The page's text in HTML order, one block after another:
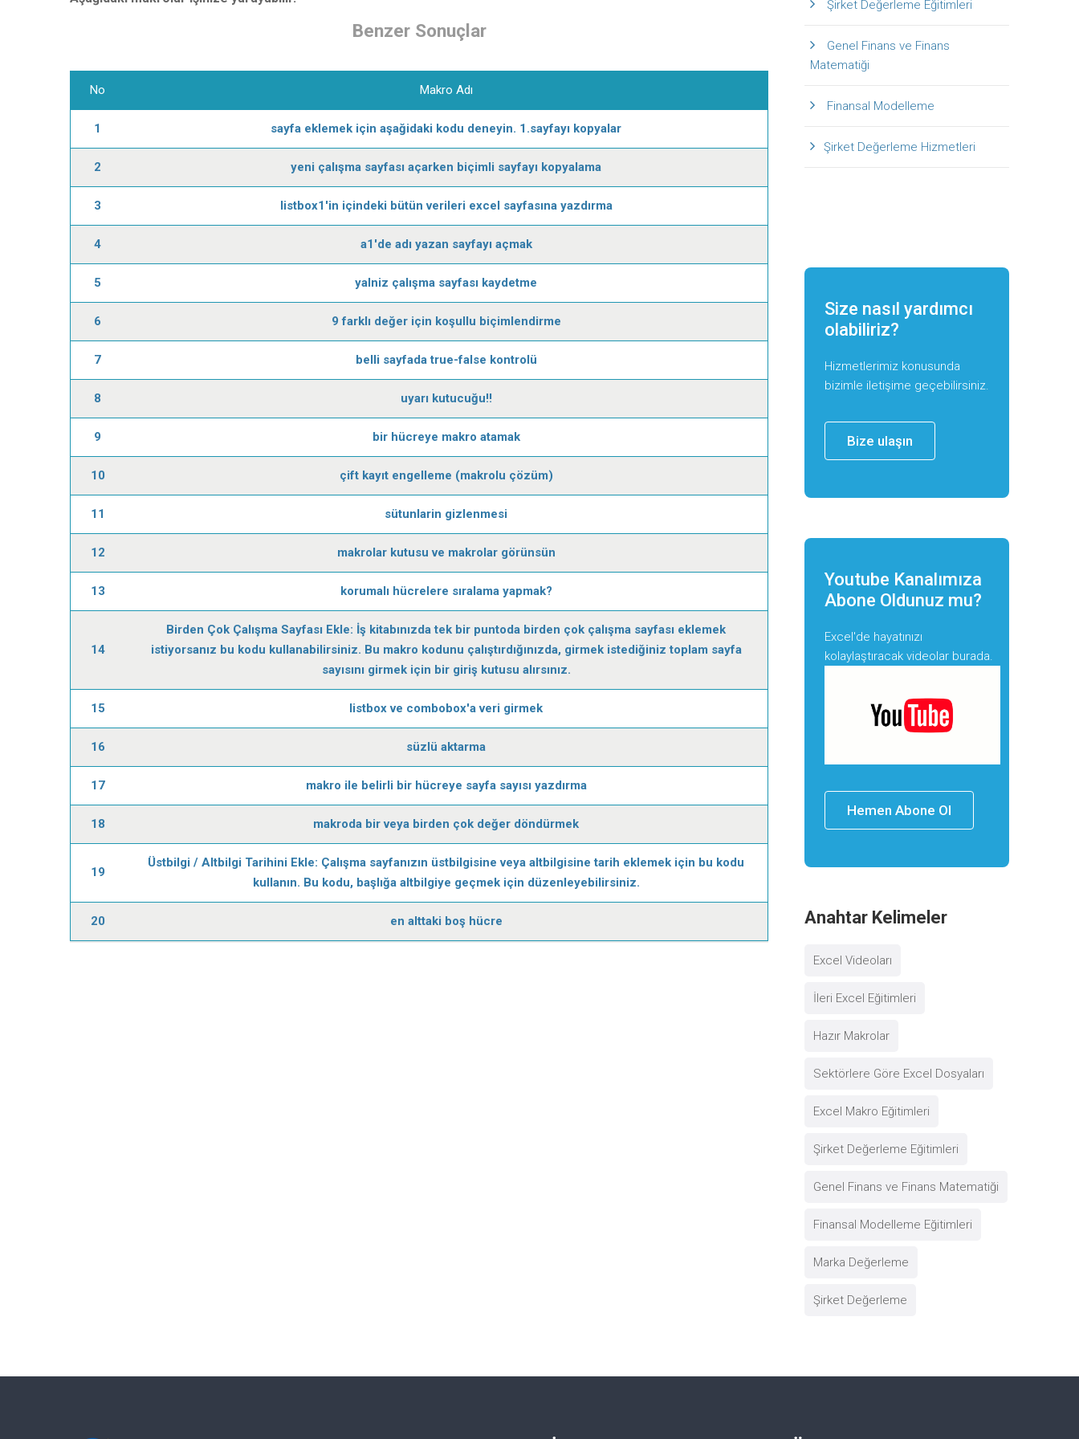
Benzer Sonuçlar
No Makro Adı
1 sayfa eklemek için aşağidaki kodu deneyin. 1.sayfayı kopyalar
2 yeni çalışma sayfası açarken biçimli sayfayı kopyalama
3 listbox1'in içindeki bütün verileri excel sayfasına yazdırma
4 a1'de adı yazan sayfayı açmak
5 yalniz çalışma sayfası kaydetme
6 9 farklı değer için koşullu biçimlendirme
7 belli sayfada true-false kontrolü
8 uyarı kutucuğu!!
9 bir hücreye makro atamak
10 çift kayıt engelleme (makrolu çözüm)
11 sütunlarin gizlenmesi
12 makrolar kutusu ve makrolar görünsün
13 korumalı hücrelere sıralama yapmak?
14
Birden Çok Çalışma Sayfası Ekle: İş kitabınızda tek bir puntoda birden çok çalışma sayfası eklemek
istiyorsanız bu kodu kullanabilirsiniz. Bu makro kodunu çalıştırdığınızda, girmek istediğiniz toplam sayfa
sayısını girmek için bir giriş kutusu alırsınız.
15 listbox ve combobox'a veri girmek
16 süzlü aktarma
17 makro ile belirli bir hücreye sayfa sayısı yazdırma
18 makroda bir veya birden çok değer döndürmek
19
Üstbilgi / Altbilgi Tarihini Ekle: Çalışma sayfanızın üstbilgisine veya altbilgisine tarih eklemek için bu kodu
kullanın. Bu kodu, başlığa altbilgiye geçmek için düzenleyebilirsiniz.
20 en alttaki boş hücre
Şirket Değerleme Eğitimleri
Genel Finans ve Finans
Matematiği
Finansal Modelleme
Şirket Değerleme Hizmetleri
Size nasıl yardımcı
olabiliriz?
Hizmetlerimiz konusunda
bizimle iletişime geçebilirsiniz.
Bize ulaşın
Youtube Kanalımıza
Abone Oldunuz mu?
Excel'de hayatınızı
kolaylaştıracak videolar burada.
Hemen Abone Ol
Anahtar Kelimeler
Excel Videoları
İleri Excel Eğitimleri
Hazır Makrolar
Sektörlere Göre Excel Dosyaları
Excel Makro Eğitimleri
Şirket Değerleme Eğitimleri
Genel Finans ve Finans Matematiği
Finansal Modelleme Eğitimleri
Marka Değerleme
Şirket Değerleme